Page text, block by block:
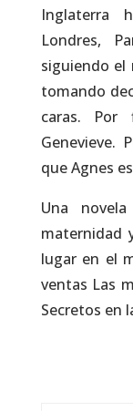
Inglaterra
Londres,
siguiendo
tomando
caras. Por
Genevieve.
que Agnes
Una
maternidad
lugar en el
ventas Las
Secretos en